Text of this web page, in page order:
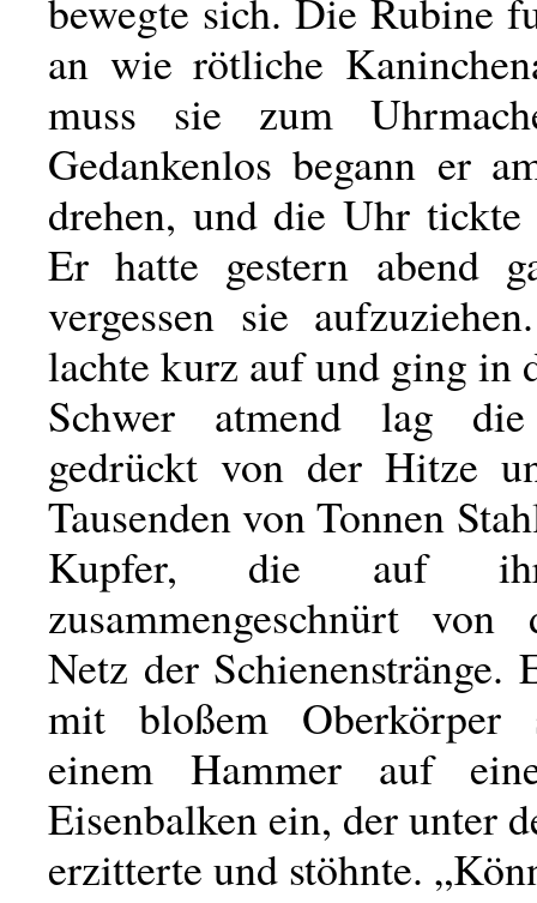
bewegte sich. Die Rubine
an wie rötliche
muss sie zum
Gedankenlos begann er
drehen, und die Uhr
Er hatte gestern abend
vergessen sie
lachte kurz auf und ging in
Schwer atmend lag
gedrückt von der Hitze
Tausenden von Tonnen
Kupfer, die auf
zusammengeschnürt von
Netz der Schienenstränge.
mit bloßem Oberkörper
einem Hammer auf
Eisenbalken ein, der unter
erzitterte und stöhnte.